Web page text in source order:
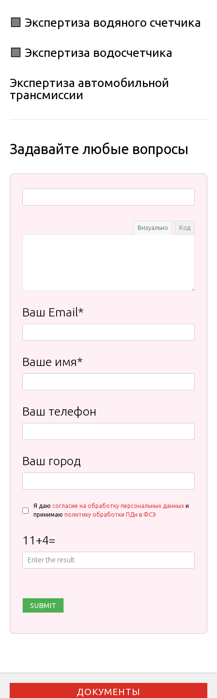
🟩 Экспертиза водяного счетчика
🟩 Экспертиза водосчетчика
Экспертиза автомобильной
трансмиссии
Задавайте любые вопросы
Визуально Код
Ваш Email*
Ваше имя*
Ваш телефон
Ваш город
Я даю согласие на обработку персональных данных и
принимаю политику обработки ПДн в ФСЭ
11 +4=
ДОКУМЕНТЫ